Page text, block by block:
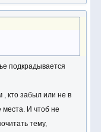
подкрадывается
, кто забыл или не в
места. И чтоб не
тему,